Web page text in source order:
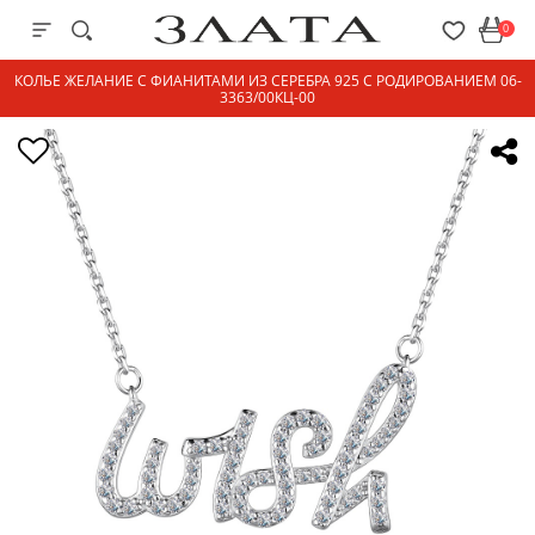
0
КОЛЬЕ ЖЕЛАНИЕ С ФИАНИТАМИ ИЗ СЕРЕБРА 925 С РОДИРОВАНИЕМ 06-
3363/00КЦ-00